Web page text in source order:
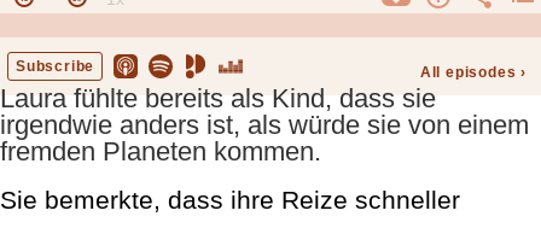
Laura fühlte bereits als Kind, dass sie
irgendwie anders ist, als würde sie von einem
fremden Planeten kommen.
Sie bemerkte, dass ihre Reize schneller